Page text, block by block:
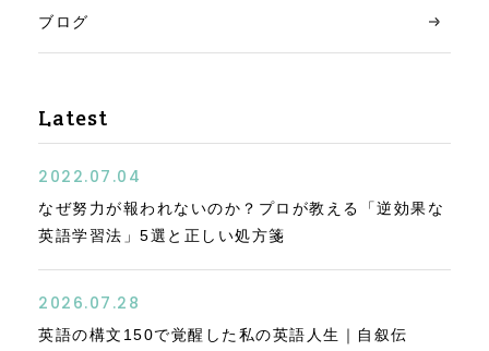
ブログ
Latest
2022.07.04
なぜ努力が報われないのか？プロが教える「逆効果な
英語学習法」5選と正しい処方箋
2026.07.28
英語の構文150で覚醒した私の英語人生｜自叙伝